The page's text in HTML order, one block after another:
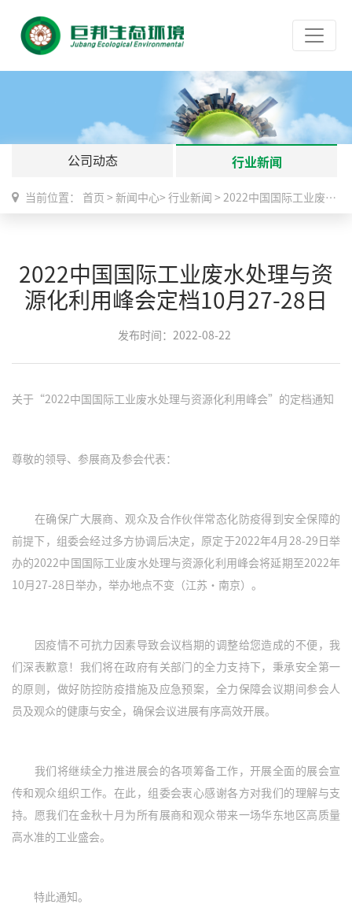
公司动态 行业新闻
当前位置： 首页 > 新闻中心> 行业新闻 > 2022中国国际工业废水处理与资源化利用峰会定档10月27-28日
2022中国国际工业废水处理与资
源化利用峰会定档10月27-28日
发布时间：2022-08-22
关于“2022中国国际工业废水处理与资源化利用峰会”的定档通知
尊敬的领导、参展商及参会代表：
在确保广大展商、观众及合作伙伴常态化防疫得到安全保障的
前提下，组委会经过多方协调后决定，原定于2022年4月28-29日举
办的2022中国国际工业废水处理与资源化利用峰会将延期至2022年
10月27-28日举办，举办地点不变（江苏•南京）。
因疫情不可抗力因素导致会议档期的调整给您造成的不便，我
们深表歉意！我们将在政府有关部门的全力支持下，秉承安全第一
的原则，做好防控防疫措施及应急预案，全力保障会议期间参会人
员及观众的健康与安全，确保会议进展有序高效开展。
我们将继续全力推进展会的各项筹备工作，开展全面的展会宣
传和观众组织工作。在此，组委会衷心感谢各方对我们的理解与支
持。愿我们在金秋十月为所有展商和观众带来一场华东地区高质量
高水准的工业盛会。
特此通知。